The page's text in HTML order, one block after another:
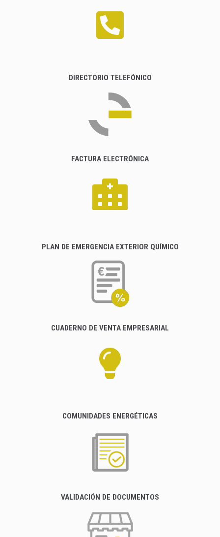
DIRECTORIO TELEFÓNICO
FACTURA ELECTRÓNICA
PLAN DE EMERGENCIA EXTERIOR QUÍMICO
CUADERNO DE VENTA EMPRESARIAL
COMUNIDADES ENERGÉTICAS
VALIDACIÓN DE DOCUMENTOS